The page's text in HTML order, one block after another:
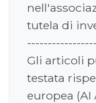
tutela di
Gli articoli
testata
europea